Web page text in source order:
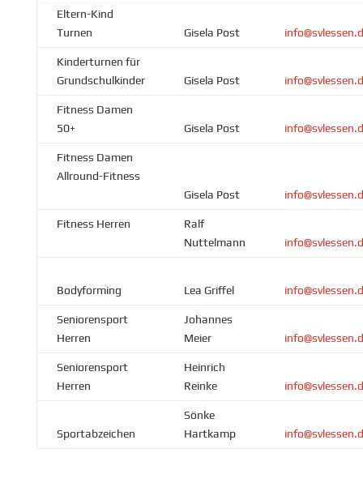
Eltern-Kind
Turnen
Gisela Post
Kinderturnen für
Grundschulkinder
Gisela Post
Fitness Damen
50+
Gisela Post
Fitness Damen
Allround-Fitness
Gisela Post
Fitness Herren
Ralf
Nuttelmann
Bodyforming Lea Griffel
Seniorensport
Herren
Johannes
Meier
Seniorensport
Herren
Heinrich
Reinke
Sportabzeichen
Sönke
Hartkamp